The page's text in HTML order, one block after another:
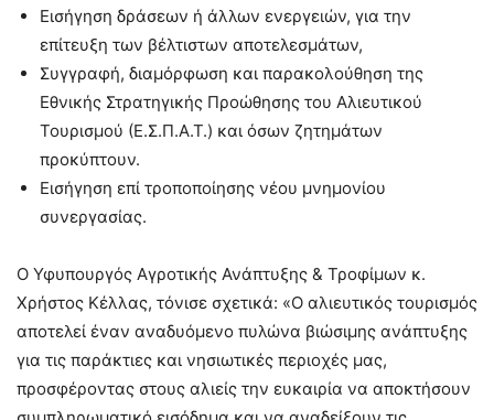
Εισήγηση δράσεων ή άλλων ενεργειών, για την
επίτευξη των βέλτιστων αποτελεσμάτων,
Συγγραφή, διαμόρφωση και παρακολούθηση της
Εθνικής Στρατηγικής Προώθησης του Αλιευτικού
Τουρισμού (Ε.Σ.Π.Α.Τ.) και όσων ζητημάτων
προκύπτουν.
Εισήγηση επί τροποποίησης νέου μνημονίου
συνεργασίας.
Ο Υφυπουργός Αγροτικής Ανάπτυξης & Τροφίμων κ.
Χρήστος Κέλλας, τόνισε σχετικά: «Ο αλιευτικός τουρισμός
αποτελεί έναν αναδυόμενο πυλώνα βιώσιμης ανάπτυξης
για τις παράκτιες και νησιωτικές περιοχές μας,
προσφέροντας στους αλιείς την ευκαιρία να αποκτήσουν